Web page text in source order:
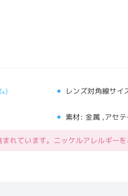
) レンズ対角線サイ
素材: 金属 ,アセテ
れています。ニッケルアレルギー